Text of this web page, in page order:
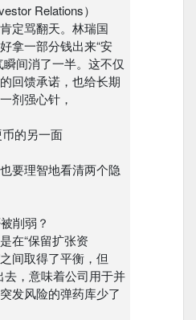
Relations）
定骂翻天。林瑞国
拿一部分钱出来“安
瞬间消了一半。这不仅
回馈承诺，也给长期
剂强心针，
的另一面
要理智地看清两个隐
削弱？
在“保留扩张资
间取得了平衡，但
去，意味着公司用于并
发风险的弹药库少了